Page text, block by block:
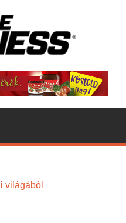
világából